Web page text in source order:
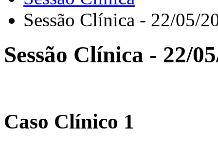
Sessão Clínica - 22/05/
Sessão Clínica - 22/
Caso Clínico 1